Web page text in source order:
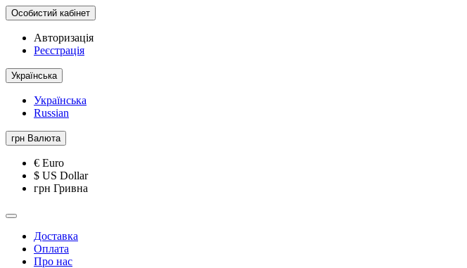
Особистий кабінет
Авторизація
Реєстрація
Українська
Українська
Russian
грн Валюта
€ Euro
$ US Dollar
грн Гривна
Доставка
Оплата
Про нас